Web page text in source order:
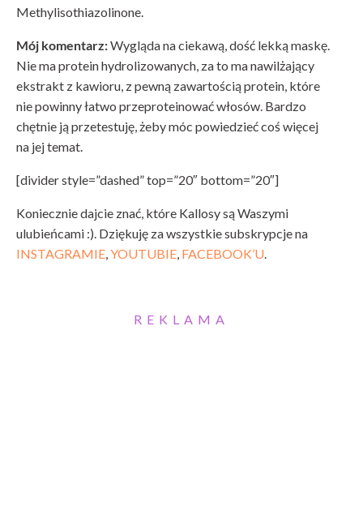
Methylisothiazolinone.
Mój komentarz:Wygląda na ciekawą, dość lekką maskę.
Nie ma protein hydrolizowanych, za to ma nawilżający
ekstrakt z kawioru, z pewną zawartością protein, które
nie powinny łatwo przeproteinować włosów. Bardzo
chętnie ją przetestuję, żeby móc powiedzieć coś więcej
na jej temat.
[divider style=”dashed” top=”20″ bottom=”20″]
Koniecznie dajcie znać, które Kallosy są Waszymi
ulubieńcami :). Dziękuję za wszystkie subskrypcje na
INSTAGRAMIE YOUTUBIE FACEBOOK’U
REKLAMA